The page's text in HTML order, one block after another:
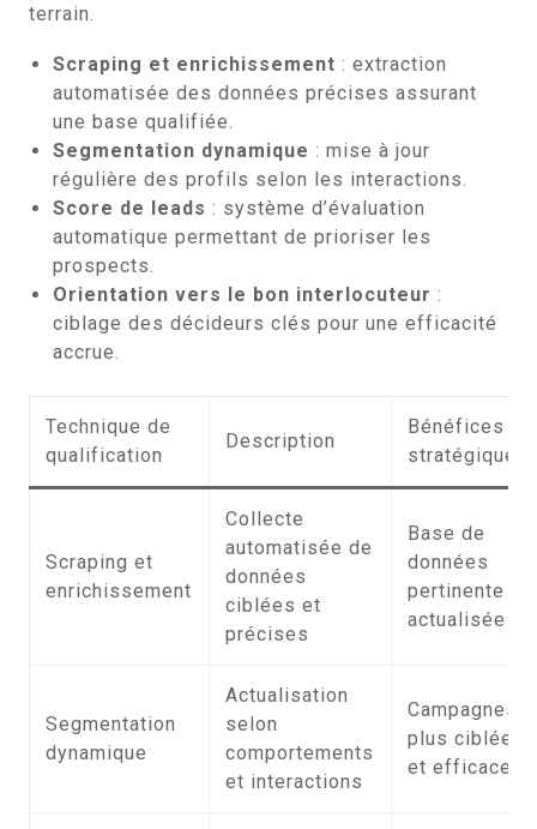
terrain.
Scraping et enrichissement : extraction
automatisée des données précises assurant
une base qualifiée.
Segmentation dynamique : mise à jour
régulière des profils selon les interactions.
Score de leads : système d’évaluation
automatique permettant de prioriser les
prospects.
Orientation vers le bon interlocuteur :
ciblage des décideurs clés pour une efficacité
accrue.
Technique de
qualification
Description
Bénéfices
stratégiques
Scraping et
enrichissement
Collecte
automatisée de
données
ciblées et
précises
Base de
données
pertinente et
actualisée
Segmentation
dynamique
Actualisation
selon
comportements
et interactions
Campagnes
plus ciblées
et efficaces